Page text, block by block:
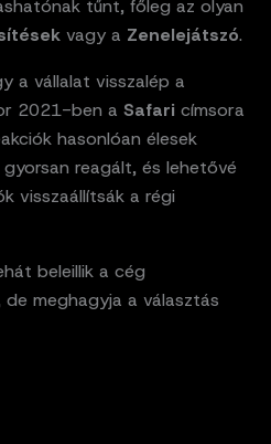
tűnt, főleg az olyan
vagy a Zenelejátszó.
a vállalat visszalép a
2021-ben a Safari címsora
hasonlóan élesek
reagált, és lehetővé
visszaállítsák a régi
beleillik a cég
meghagyja a választás